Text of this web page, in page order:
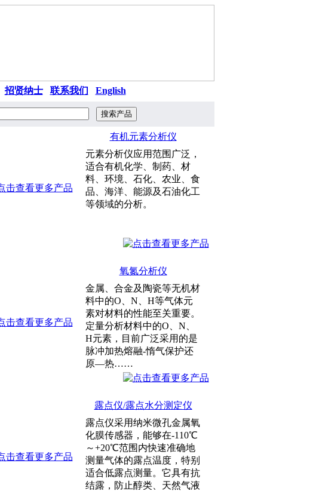
招贤纳士| 联系我们 English
有机元素分析仪
元素分析仪应用范围广泛，
适合有机化学、制药、材
料、环境、石化、农业、食
品、海洋、能源及石油化工
等领域的分析。
氧氮分析仪
金属、合金及陶瓷等无机材
料中的O、N、H等气体元
素对材料的性能至关重要。
定量分析材料中的O、N、
H元素，目前广泛采用的是
脉冲加热熔融-惰气保护还
原—热……
露点仪/露点水分测定仪
露点仪采用纳米微孔金属氧
化膜传感器，能够在-110℃
～+20℃范围内快速准确地
测量气体的露点温度，特别
适合低露点测量。它具有抗
结露，防止醇类、天然气液